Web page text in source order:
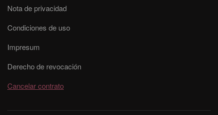
Nota de privacidad
Condiciones de uso
Impresum
Derecho de revocación
Cancelar contrato